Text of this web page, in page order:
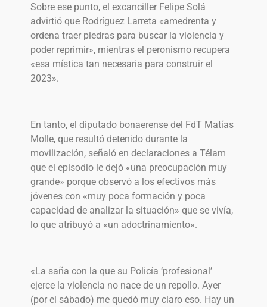
Sobre ese punto, el excanciller Felipe Solá
advirtió que Rodríguez Larreta «amedrenta y
ordena traer piedras para buscar la violencia y
poder reprimir», mientras el peronismo recupera
«esa mística tan necesaria para construir el
2023».
En tanto, el diputado bonaerense del FdT Matías
Molle, que resultó detenido durante la
movilización, señaló en declaraciones a Télam
que el episodio le dejó «una preocupación muy
grande» porque observó a los efectivos más
jóvenes con «muy poca formación y poca
capacidad de analizar la situación» que se vivía,
lo que atribuyó a «un adoctrinamiento».
«La saña con la que su Policía ‘profesional’
ejerce la violencia no nace de un repollo. Ayer
(por el sábado) me quedó muy claro eso. Hay un